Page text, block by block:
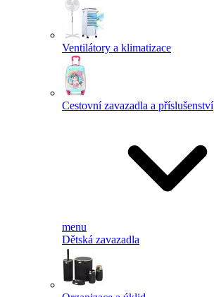
Ventilátory a klimatizace
Cestovní zavazadla a příslušenství
menu
Dětská zavazadla